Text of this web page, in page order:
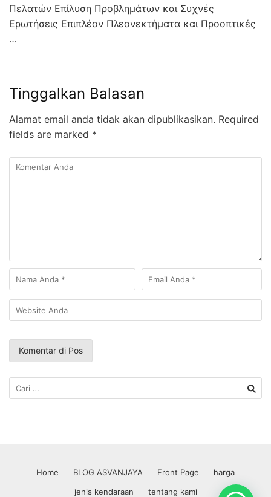
Πελατών Επίλυση Προβλημάτων και Συχνές
Ερωτήσεις Επιπλέον Πλεονεκτήματα και Προοπτικές
…
Tinggalkan Balasan
Alamat email anda tidak akan dipublikasikan. Required
fields are marked *
Home BLOG ASVANJAYA Front Page
harga
jenis kendaraan
tentang kami